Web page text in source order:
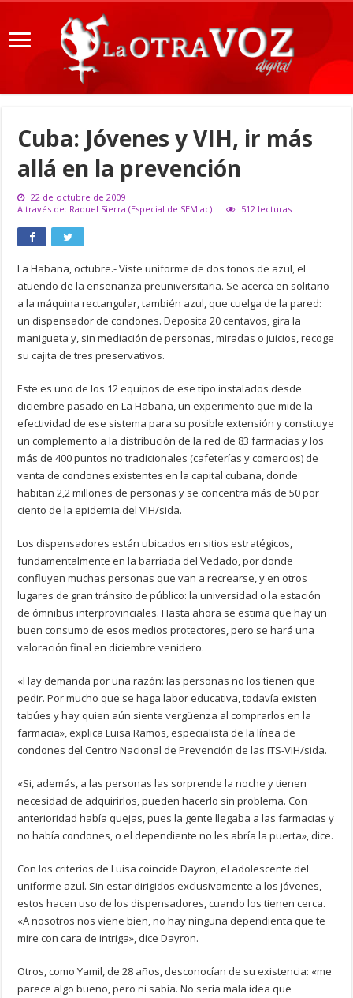
Cuba: Jóvenes y VIH, ir más
allá en la prevención
22 de octubre de 2009
A través de: Raquel Sierra (Especial de SEMlac)
512 lecturas
La Habana, octubre.- Viste uniforme de dos tonos de azul, el
atuendo de la enseñanza preuniversitaria. Se acerca en solitario
a la máquina rectangular, también azul, que cuelga de la pared:
un dispensador de condones. Deposita 20 centavos, gira la
manigueta y, sin mediación de personas, miradas o juicios, recoge
su cajita de tres preservativos.
Este es uno de los 12 equipos de ese tipo instalados desde
diciembre pasado en La Habana, un experimento que mide la
efectividad de ese sistema para su posible extensión y constituye
un complemento a la distribución de la red de 83 farmacias y los
más de 400 puntos no tradicionales (cafeterías y comercios) de
venta de condones existentes en la capital cubana, donde
habitan 2,2 millones de personas y se concentra más de 50 por
ciento de la epidemia del VIH/sida.
Los dispensadores están ubicados en sitios estratégicos,
fundamentalmente en la barriada del Vedado, por donde
confluyen muchas personas que van a recrearse, y en otros
lugares de gran tránsito de público: la universidad o la estación
de ómnibus interprovinciales. Hasta ahora se estima que hay un
buen consumo de esos medios protectores, pero se hará una
valoración final en diciembre venidero.
«Hay demanda por una razón: las personas no los tienen que
pedir. Por mucho que se haga labor educativa, todavía existen
tabúes y hay quien aún siente vergüenza al comprarlos en la
farmacia», explica Luisa Ramos, especialista de la línea de
condones del Centro Nacional de Prevención de las ITS-VIH/sida.
«Si, además, a las personas las sorprende la noche y tienen
necesidad de adquirirlos, pueden hacerlo sin problema. Con
anterioridad había quejas, pues la gente llegaba a las farmacias y
no había condones, o el dependiente no les abría la puerta», dice.
Con los criterios de Luisa coincide Dayron, el adolescente del
uniforme azul. Sin estar dirigidos exclusivamente a los jóvenes,
estos hacen uso de los dispensadores, cuando los tienen cerca.
«A nosotros nos viene bien, no hay ninguna dependienta que te
mire con cara de intriga», dice Dayron.
Otros, como Yamil, de 28 años, desconocían de su existencia: «me
parece algo bueno, pero ni sabía. No sería mala idea que